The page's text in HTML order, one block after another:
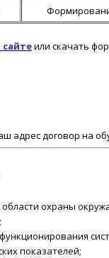
сайтеили скачать
адрес договор на
охраны
показателей;